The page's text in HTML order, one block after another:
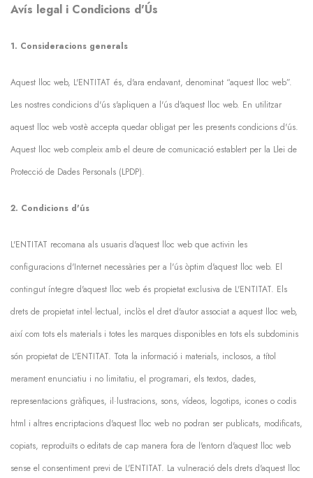
Avís legal i Condicions d'Ús
1. Consideracions generals
Aquest lloc web, L'ENTITAT és, d'ara endavant, denominat “aquest lloc web”.
Les nostres condicions d'ús s'apliquen a l'ús d'aquest lloc web. En utilitzar
aquest lloc web vostè accepta quedar obligat per les presents condicions d'ús.
Aquest lloc web compleix amb el deure de comunicació establert per la Llei de
Protecció de Dades Personals (LPDP).
2. Condicions d'ús
L'ENTITAT recomana als usuaris d'aquest lloc web que activin les
configuracions d'Internet necessàries per a l'ús òptim d'aquest lloc web. El
contingut íntegre d'aquest lloc web és propietat exclusiva de L'ENTITAT. Els
drets de propietat intel·lectual, inclòs el dret d'autor associat a aquest lloc web,
així com tots els materials i totes les marques disponibles en tots els subdominis
són propietat de L'ENTITAT. Tota la informació i materials, inclosos, a títol
merament enunciatiu i no limitatiu, el programari, els textos, dades,
representacions gràfiques, il·lustracions, sons, vídeos, logotips, icones o codis
html i altres encriptacions d'aquest lloc web no podran ser publicats, modificats,
copiats, reproduïts o editats de cap manera fora de l'entorn d'aquest lloc web
sense el consentiment previ de L'ENTITAT. La vulneració dels drets d'aquest lloc